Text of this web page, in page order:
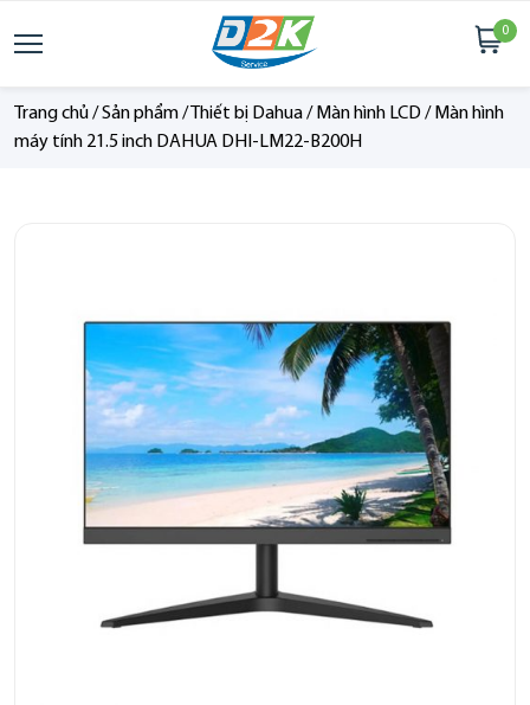
0
Trang chủ/Sản phẩm/ Thiết bị Dahua/ Màn hình LCD/ Màn hình
máy tính 21.5 inch DAHUA DHI-LM22-B200H